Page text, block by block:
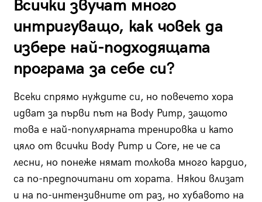
Всички звучат много
интригуващо, как човек да
избере най-подходящата
програма за себе си?
Всеки спрямо нуждите си, но повечето хора
идват за първи път на Body Pump, защото
това е най-популярната тренировка и като
цяло от всички Body Pump и Core, не че са
лесни, но понеже нямат толкова много кардио,
са по-предпочитани от хората. Някои влизат
и на по-интензивните от раз, но хубавото на